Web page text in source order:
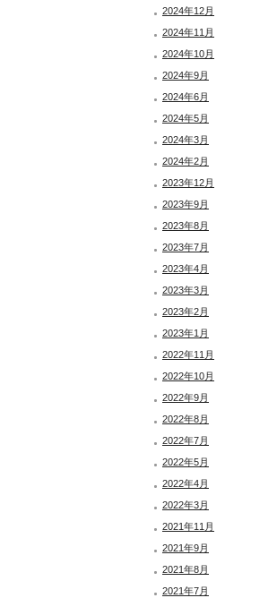
2024年12月
2024年11月
2024年10月
2024年9月
2024年6月
2024年5月
2024年3月
2024年2月
2023年12月
2023年9月
2023年8月
2023年7月
2023年4月
2023年3月
2023年2月
2023年1月
2022年11月
2022年10月
2022年9月
2022年8月
2022年7月
2022年5月
2022年4月
2022年3月
2021年11月
2021年9月
2021年8月
2021年7月